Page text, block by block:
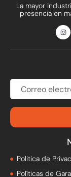
La mayor
presencia en
I
n
s
a
Politica de
Políticas de
CORREO
ELECTRÓNICO